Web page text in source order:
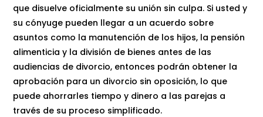
que disuelve oficialmente su unión sin culpa. Si usted y
su cónyuge pueden llegar a un acuerdo sobre
asuntos como la manutención de los hijos, la pensión
alimenticia y la división de bienes antes de las
audiencias de divorcio, entonces podrán obtener la
aprobación para un divorcio sin oposición, lo que
puede ahorrarles tiempo y dinero a las parejas a
través de su proceso simplificado.